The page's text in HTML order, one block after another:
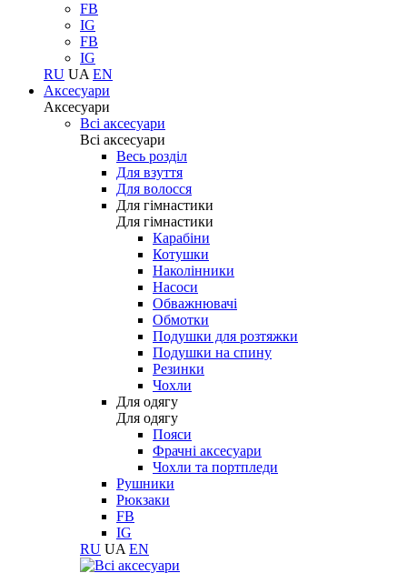
FB
IG
FB
IG
RU UA EN
Аксесуари
Аксесуари
Всі аксесуари
Всі аксесуари
Весь розділ
Для взуття
Для волосся
Для гімнастики
Для гімнастики
Карабіни
Котушки
Наколінники
Насоси
Обважнювачі
Обмотки
Подушки для розтяжки
Подушки на спину
Резинки
Чохли
Для одягу
Для одягу
Пояси
Фрачні аксесуари
Чохли та портпледи
Рушники
Рюкзаки
FB
IG
RU UA EN